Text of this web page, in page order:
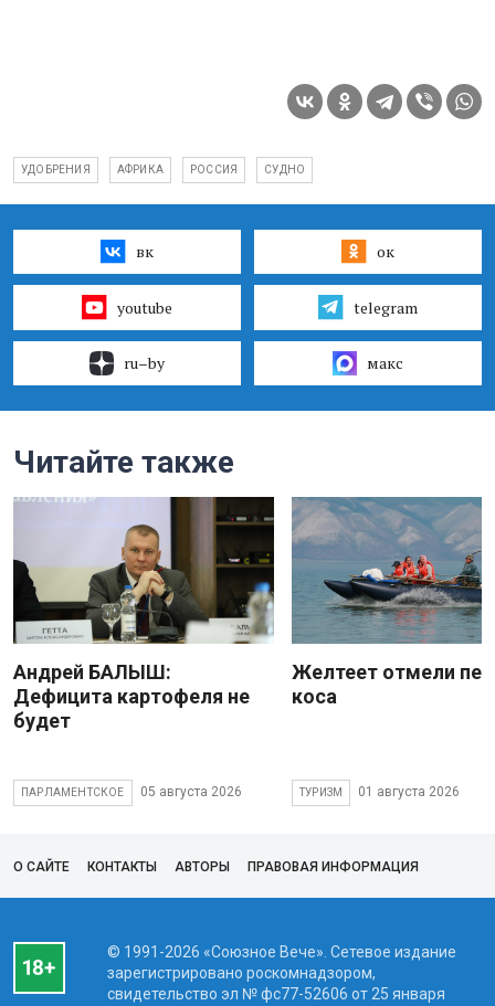
УДОБРЕНИЯ АФРИКА РОССИЯ СУДНО
вк ок
youtube telegram
ru–by макс
Читайте также
Андрей БАЛЫШ:
Дефицита картофеля не
будет
ПАРЛАМЕНТСКОЕ 05 августа 2026
Желтеет отмели
коса
ТУРИЗМ 01 августа 2026
О САЙТЕ КОНТАКТЫ АВТОРЫ ПРАВОВАЯ ИНФОРМАЦИЯ
© 1991-2026 «Союзное Вече». Сетевое издание
зарегистрировано роскомнадзором,
свидетельство эл № фc77-52606 от 25 января